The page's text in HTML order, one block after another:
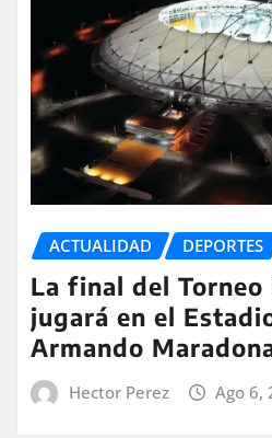
ACTUALIDAD DEPORTES
La final del Torneo
jugará en el
Armando
Hector Perez Ago 6,